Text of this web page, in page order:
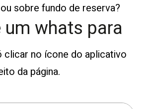
sobre fundo de reserva?
um whats para
clicar no ícone do aplicativo
da página.